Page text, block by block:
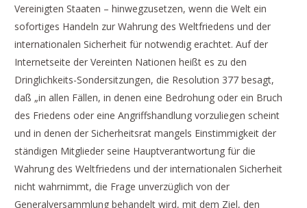
Vereinigten Staaten – hinwegzusetzen, wenn die Welt ein
sofortiges Handeln zur Wahrung des Weltfriedens und der
internationalen Sicherheit für notwendig erachtet. Auf der
Internetseite der Vereinten Nationen heißt es zu den
Dringlichkeits-Sondersitzungen, die Resolution 377 besagt,
daß „in allen Fällen, in denen eine Bedrohung oder ein Bruch
des Friedens oder eine Angriffshandlung vorzuliegen scheint
und in denen der Sicherheitsrat mangels Einstimmigkeit der
ständigen Mitglieder seine Hauptverantwortung für die
Wahrung des Weltfriedens und der internationalen Sicherheit
nicht wahrnimmt, die Frage unverzüglich von der
Generalversammlung behandelt wird, mit dem Ziel, den